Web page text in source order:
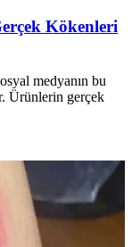
Kökenleri
medyanın bu
Ürünlerin gerçek